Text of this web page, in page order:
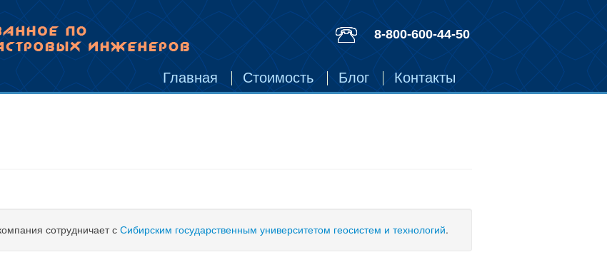
8-800-600-44-50
Главная Стоимость Блог Контакты
сотрудничает с Сибирским государственным университетом геосистем и технологий.